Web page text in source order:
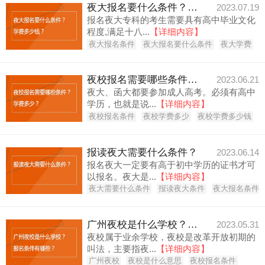
夜大报名要什么条件？学费多少钱？
2023.07.19
报名夜大专科的考生需要具有高中毕业文化
程度,满足十八... 【详细内容】
夜大报名条件 夜大报名要什么条件 夜大学费
夜校报名需要哪些条件？学费多少？
2023.06.21
夜大、函大都要参加成人高考。必须有高中
学历，也就是说... 【详细内容】
夜校报名条件 夜校学费多少 夜校学费多少钱
报读夜大需要什么条件？
2023.06.14
报名夜大一定要有高于初中学历的证书才可
以报名。夜大是... 【详细内容】
夜大需要什么条件 报读夜大条件 夜大报名条件
广州夜校是什么学校？报名条件有哪些？
2023.05.31
夜校属于业余学校，夜校是改革开放初期的
叫法，主要指夜... 【详细内容】
广州夜校 夜校是什么意思 夜校报名条件